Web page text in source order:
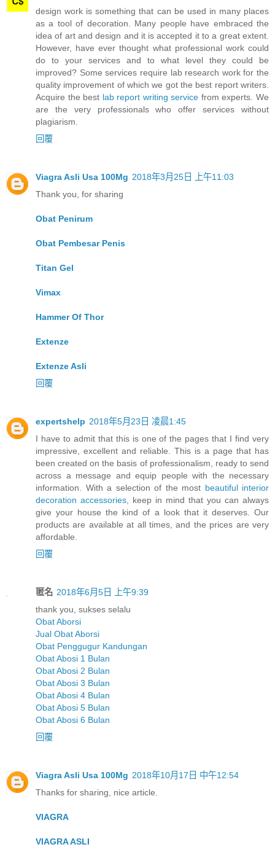
design work is something that can be used in many places
as a tool of decoration. Many people have embraced the
idea of art and design and it is accepted it to a great extent.
However, have ever thought what professional work could
do to your services and to what level they could be
improved? Some services require lab research work for the
quality improvement of which we got the best report writers.
Acquire the best lab report writing service from experts. We
are the very professionals who offer services without
plagiarism.
回覆
Viagra Asli Usa 100Mg 2018年3月25日 上午11:03
Thank you, for sharing
Obat Penirum
Obat Pembesar Penis
Titan Gel
Vimax
Hammer Of Thor
Extenze
Extenze Asli
回覆
expertshelp 2018年5月23日 凌晨1:45
I have to admit that this is one of the pages that I find very
impressive, excellent and reliable. This is a page that has
been created on the basis of professionalism, ready to send
across a message and equip people with the necessary
information. With a selection of the most beautiful interior
decoration accessories , keep in mind that you can always
give your house the kind of a look that it deserves. Our
products are available at all times, and the prices are very
affordable.
回覆
匿名 2018年6月5日 上午9:39
thank you, sukses selalu
Obat Aborsi
Jual Obat Aborsi
Obat Penggugur Kandungan
Obat Abosi 1 Bulan
Obat Abosi 2 Bulan
Obat Abosi 3 Bulan
Obat Abosi 4 Bulan
Obat Abosi 5 Bulan
Obat Abosi 6 Bulan
回覆
Viagra Asli Usa 100Mg 2018年10月17日 中午12:54
Thanks for sharing, nice article.
VIAGRA
VIAGRA ASLI